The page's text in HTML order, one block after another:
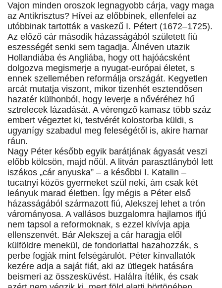
Vajon minden oroszok legnagyobb cárja, vagy maga
az Antikrisztus? Hívei az előbbinek, ellenfelei az
utóbbinak tartották a vaskezű I. Pétert (1672–1725).
Az előző cár második házasságából született fiú
eszességét senki sem tagadja. Álnéven utazik
Hollandiába és Angliába, hogy ott hajóácsként
dolgozva megismerje a nyugat-európai életet, s
ennek szellemében reformálja országát. Kegyetlen
arcát mutatja viszont, mikor tizenhét esztendősen
hazatér külhonból, hogy leverje a nővéréhez hű
sztrelecek lázadását. A vérengző kamasz több száz
embert végeztet ki, testvérét kolostorba küldi, s
ugyanígy szabadul meg feleségétől is, akire hamar
ráun.
Nagy Péter később egyik barátjának ágyasát veszi
előbb kölcsön, majd nőül. A litván parasztlányból lett
iszákos „cár anyuska” – a későbbi I. Katalin –
tucatnyi közös gyermeket szül neki, ám csak két
leányuk marad életben. Így mégis a Péter első
házasságából származott fiú, Alekszej lehet a trón
várományosa. A vallásos buzgalomra hajlamos ifjú
nem tapsol a reformoknak, s ezzel kivívja apja
ellenszenvét. Bár Alekszej a cár haragja elől
külföldre menekül, de fondorlattal hazahozzák, s
perbe fogják mint felségárulót. Péter kínvallatók
kezére adja a saját fiát, aki az ütlegek hatására
beismeri az összesküvést. Halálra ítélik, és csak